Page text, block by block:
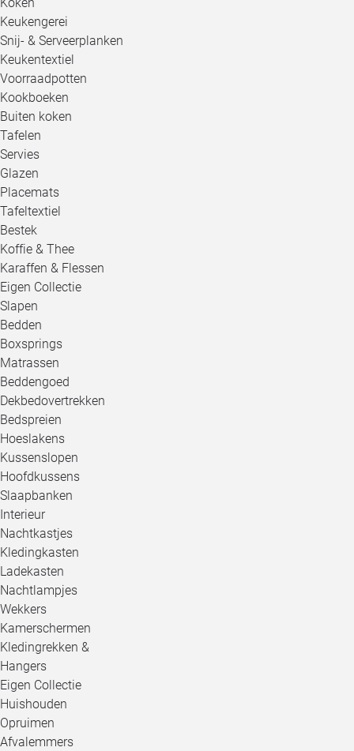
Keukengerei
Snij- & Serveerplanken
Keukentextiel
Voorraadpotten
Kookboeken
Buiten koken
Tafelen
Servies
Glazen
Placemats
Tafeltextiel
Bestek
Koffie & Thee
Karaffen & Flessen
Eigen Collectie
Slapen
Bedden
Boxsprings
Matrassen
Beddengoed
Dekbedovertrekken
Bedspreien
Hoeslakens
Kussenslopen
Hoofdkussens
Slaapbanken
Interieur
Nachtkastjes
Kledingkasten
Ladekasten
Nachtlampjes
Wekkers
Kamerschermen
Kledingrekken &
Hangers
Eigen Collectie
Huishouden
Opruimen
Afvalemmers